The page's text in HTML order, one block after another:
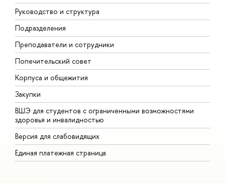
Руководство и структура
Подразделения
Преподаватели и сотрудники
Попечительский совет
Корпуса и общежития
Закупки
ВШЭ для студентов с ограниченными возможностями
здоровья и инвалидностью
Версия для слабовидящих
Единая платежная страница